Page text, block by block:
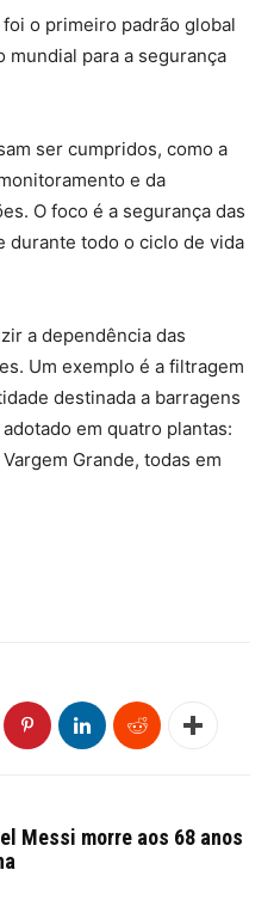
o primeiro padrão global
mundial para a segurança
ser cumpridos, como a
e da
O foco é a segurança das
durante todo o ciclo de vida
a dependência das
Um exemplo é a filtragem
destinada a barragens
em quatro plantas:
Grande, todas em
Messi morre aos 68 anos